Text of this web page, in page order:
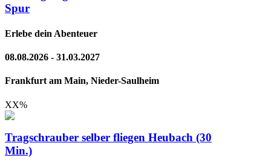
Spur
Erlebe dein Abenteuer
08.08.2026 - 31.03.2027
Frankfurt am Main, Nieder-Saulheim
XX%
Tragschrauber selber fliegen Heubach (30
Min.)